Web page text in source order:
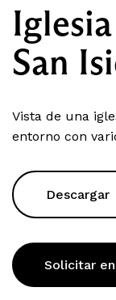
San
Vista de una
entorno con
Descargar
Solicitar